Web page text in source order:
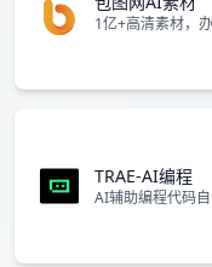
TRAE-AI编程